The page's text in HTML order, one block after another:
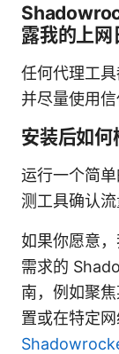
露我的上网
任何代理工
并尽量使用信
安装后如何
运行一个简
测工具确认流
如果你愿意
需求的
南，例如聚
置或在特定网